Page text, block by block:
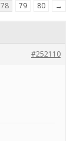
78 79 80 →
#252110